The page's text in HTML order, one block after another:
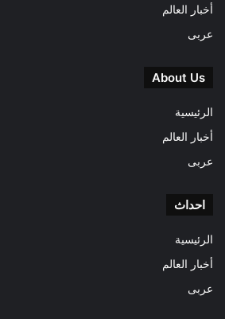
أخبار العالم
عربى
About Us
الرئيسية
أخبار العالم
عربى
احداث
الرئيسية
أخبار العالم
عربى